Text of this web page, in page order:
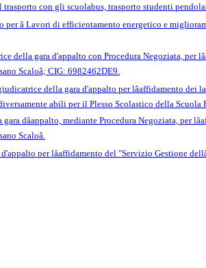
con gli scuolabus, trasporto studenti
â Lavori di efficientamento energetico e
della gara d'appalto con Procedura Negoziata, per
Scaloâ; CIG: 6982462DE9.
della gara d'appalto per lâaffidamento
abili per il Plesso Scolastico della Scuola
dâappalto, mediante Procedura Negoziata, per
Scaloâ.
per lâaffidamento del "Servizio Gestione